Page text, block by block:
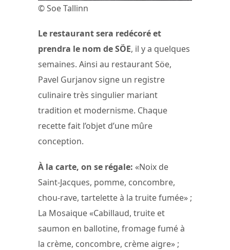
© Soe Tallinn
Le restaurant sera redécoré et
prendra le nom de SÖE, il y a quelques
semaines. Ainsi au restaurant Söe,
Pavel Gurjanov signe un registre
culinaire très singulier mariant
tradition et modernisme. Chaque
recette fait l’objet d’une mûre
conception.
À la carte, on se régale: «Noix de
Saint-Jacques, pomme, concombre,
chou-rave, tartelette à la truite fumée» ;
La Mosaique «Cabillaud, truite et
saumon en ballotine, fromage fumé à
la crème, concombre, crème aigre» ;